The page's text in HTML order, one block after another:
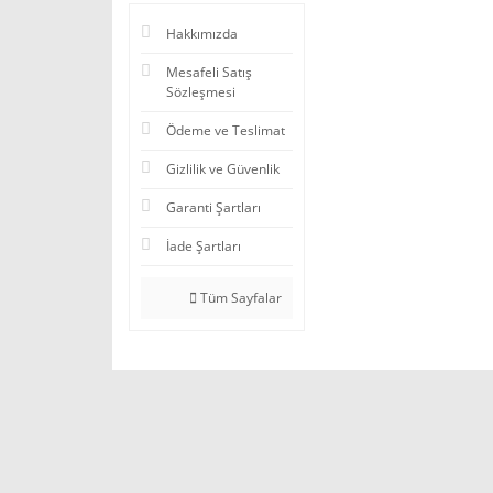
Hakkımızda
Mesafeli Satış
Sözleşmesi
Ödeme ve Teslimat
Gizlilik ve Güvenlik
Garanti Şartları
İade Şartları
Tüm Sayfalar